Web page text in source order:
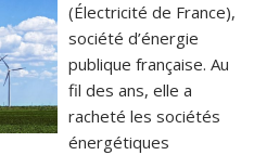
(Électricité de France),
société d’énergie
publique française. Au
fil des ans, elle a
racheté les sociétés
énergétiques